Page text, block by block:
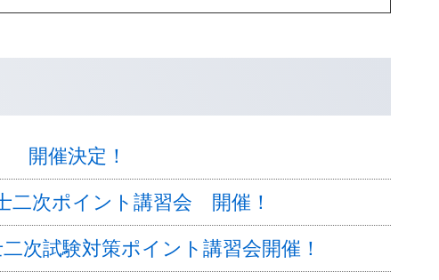
開催決定！
二次ポイント講習会 開催！
次試験対策ポイント講習会開催！